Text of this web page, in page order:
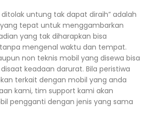
untung tak dapat diraih” adalah
tepat untuk menggambarkan
yang tak diharapkan bisa
mengenal waktu dan tempat.
non teknis mobil yang disewa bisa
keadaan darurat. Bila peristiwa
terkait dengan mobil yang anda
kami, tim support kami akan
pengganti dengan jenis yang sama